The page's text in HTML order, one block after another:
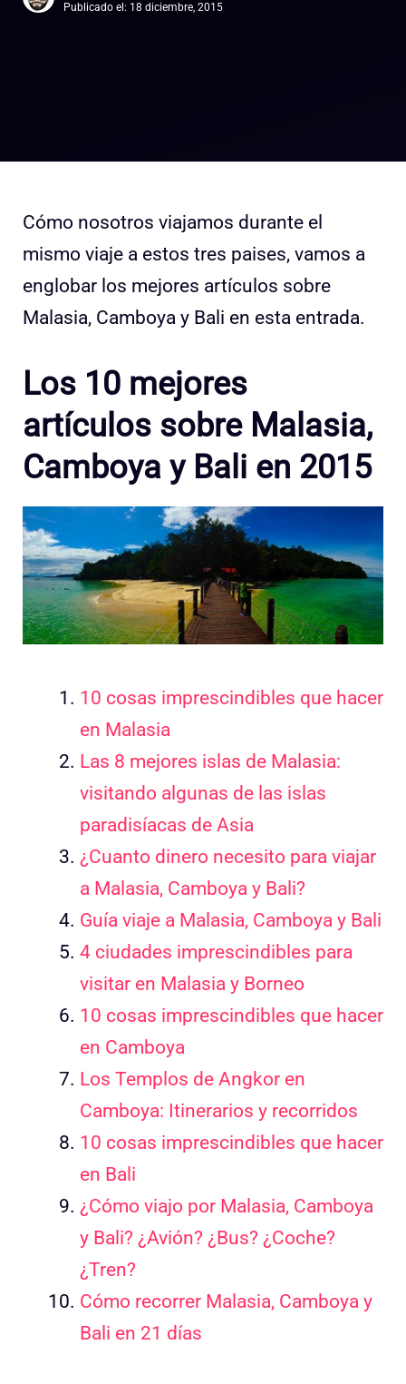
Publicado el: 18 diciembre, 2015
Cómo nosotros viajamos durante el
mismo viaje a estos tres paises, vamos a
englobar los mejores artículos sobre
Malasia, Camboya y Bali en esta entrada.
Los 10 mejores
artículos sobre Malasia,
Camboya y Bali en 2015
10 cosas imprescindibles que hacer
en Malasia
Las 8 mejores islas de Malasia:
visitando algunas de las islas
paradisíacas de Asia
¿Cuanto dinero necesito para viajar
a Malasia, Camboya y Bali?
Guía viaje a Malasia, Camboya y Bali
4 ciudades imprescindibles para
visitar en Malasia y Borneo
10 cosas imprescindibles que hacer
en Camboya
Los Templos de Angkor en
Camboya: Itinerarios y recorridos
10 cosas imprescindibles que hacer
en Bali
¿Cómo viajo por Malasia, Camboya
y Bali? ¿Avión? ¿Bus? ¿Coche?
¿Tren?
Cómo recorrer Malasia, Camboya y
Bali en 21 días